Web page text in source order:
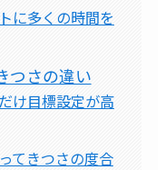
に多くの時間を
つさの違い
け目標設定が高
てきつさの度合